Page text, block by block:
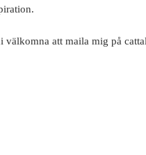
välkomna att maila mig på